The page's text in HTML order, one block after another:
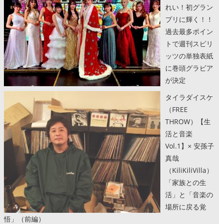
れい！初グラン
プリに輝く！！
過去最多ポイン
トで週刊スピリ
ッツの単独表紙
に巻頭グラビア
が決定
タイラダイスケ
（FREE
THROW）【生
活と音楽
Vol.1】× 安孫子
真哉
（KiliKiliVilla）
「家族との生
活」と「音楽の
場所に戻る覚
悟」（前編）